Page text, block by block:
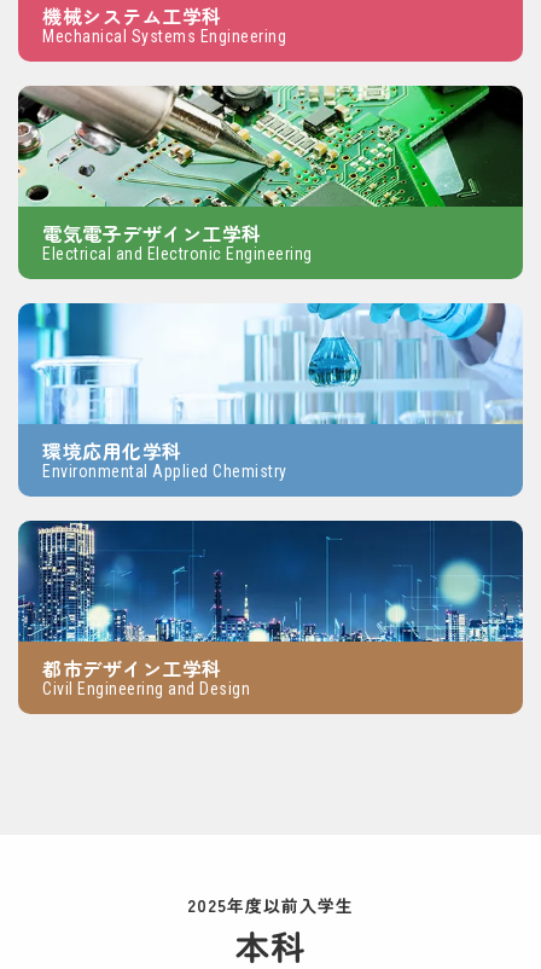
機械システム工学科
Mechanical Systems Engineering
電気電子デザイン工学科
Electrical and Electronic Engineering
環境応用化学科
Environmental Applied Chemistry
都市デザイン工学科
Civil Engineering and Design
2025年度以前入学生
本科